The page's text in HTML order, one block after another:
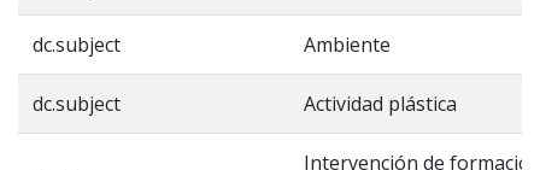
dc.subject Ambiente
dc.subject Actividad plástica
Intervención de